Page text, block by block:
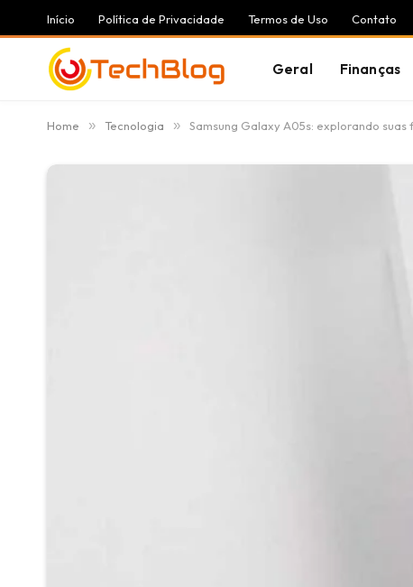
Início Política de Privacidade Termos de Uso Contato
Geral Finanças
Home » Tecnologia » Samsung Galaxy A05s: explorando